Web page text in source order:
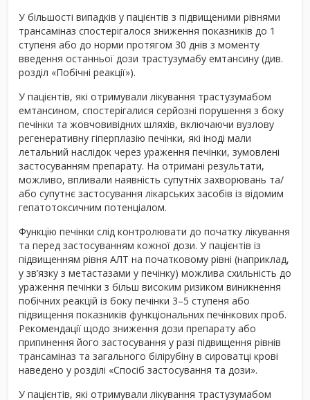
У більшості випадків у пацієнтів з підвищеними рівнями
трансаміназ спостерігалося зниження показників до 1
ступеня або до норми протягом 30 днів з моменту
введення останньої дози трастузумабу емтансину (див.
розділ «Побічні реакції»).
У пацієнтів, які отримували лікування трастузумабом
емтансином, спостерігалися серйозні порушення з боку
печінки та жовчовивідних шляхів, включаючи вузлову
регенеративну гіперплазію печінки, які іноді мали
летальний наслідок через ураження печінки, зумовлені
застосуванням препарату. На отримані результати,
можливо, впливали наявність супутніх захворювань та/
або супутнє застосування лікарських засобів із відомим
гепатотоксичним потенціалом.
Функцію печінки слід контролювати до початку лікування
та перед застосуванням кожної дози. У пацієнтів із
підвищенням рівня АЛТ на початковому рівні (наприклад,
у зв’язку з метастазами у печінку) можлива схильність до
ураження печінки з більш високим ризиком виникнення
побічних реакцій із боку печінки 3–5 ступеня або
підвищення показників функціональних печінкових проб.
Рекомендації щодо зниження дози препарату або
припинення його застосування у разі підвищення рівнів
трансаміназ та загального білірубіну в сироватці крові
наведено у розділі «Спосіб застосування та дози».
У пацієнтів, які отримували лікування трастузумабом